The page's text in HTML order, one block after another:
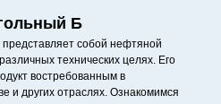
Б
представляет собой нефтяной
технических целях. Его
востребованным в
и других отраслях. Ознакомимся